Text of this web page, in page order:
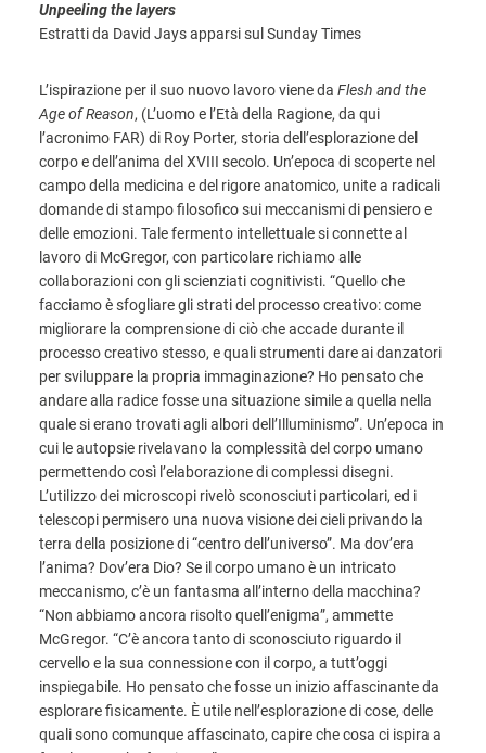
Unpeeling the layers
Estratti da David Jays apparsi sul Sunday Times
L’ispirazione per il suo nuovo lavoro viene da Flesh and the
Age of Reason, (L’uomo e l’Età della Ragione, da qui
l’acronimo FAR) di Roy Porter, storia dell’esplorazione del
corpo e dell’anima del XVIII secolo. Un’epoca di scoperte nel
campo della medicina e del rigore anatomico, unite a radicali
domande di stampo filosofico sui meccanismi di pensiero e
delle emozioni. Tale fermento intellettuale si connette al
lavoro di McGregor, con particolare richiamo alle
collaborazioni con gli scienziati cognitivisti. “Quello che
facciamo è sfogliare gli strati del processo creativo: come
migliorare la comprensione di ciò che accade durante il
processo creativo stesso, e quali strumenti dare ai danzatori
per sviluppare la propria immaginazione? Ho pensato che
andare alla radice fosse una situazione simile a quella nella
quale si erano trovati agli albori dell’Illuminismo”. Un’epoca in
cui le autopsie rivelavano la complessità del corpo umano
permettendo così l’elaborazione di complessi disegni.
L’utilizzo dei microscopi rivelò sconosciuti particolari, ed i
telescopi permisero una nuova visione dei cieli privando la
terra della posizione di “centro dell’universo”. Ma dov’era
l’anima? Dov’era Dio? Se il corpo umano è un intricato
meccanismo, c’è un fantasma all’interno della macchina?
“Non abbiamo ancora risolto quell’enigma”, ammette
McGregor. “C’è ancora tanto di sconosciuto riguardo il
cervello e la sua connessione con il corpo, a tutt’oggi
inspiegabile. Ho pensato che fosse un inizio affascinante da
esplorare fisicamente. È utile nell’esplorazione di cose, delle
quali sono comunque affascinato, capire che cosa ci ispira a